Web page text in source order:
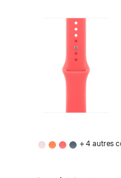
+ 4 autres